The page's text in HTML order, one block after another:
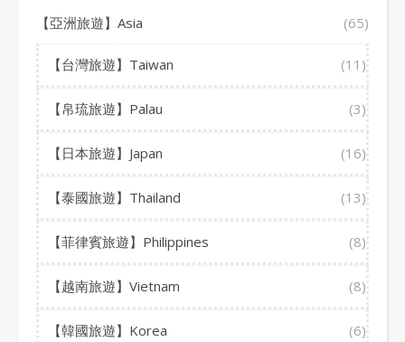
【亞洲旅遊】Asia (65)
【台灣旅遊】Taiwan (11)
【帛琉旅遊】Palau (3)
【日本旅遊】Japan (16)
【泰國旅遊】Thailand (13)
【菲律賓旅遊】Philippines (8)
【越南旅遊】Vietnam (8)
【韓國旅遊】Korea (6)